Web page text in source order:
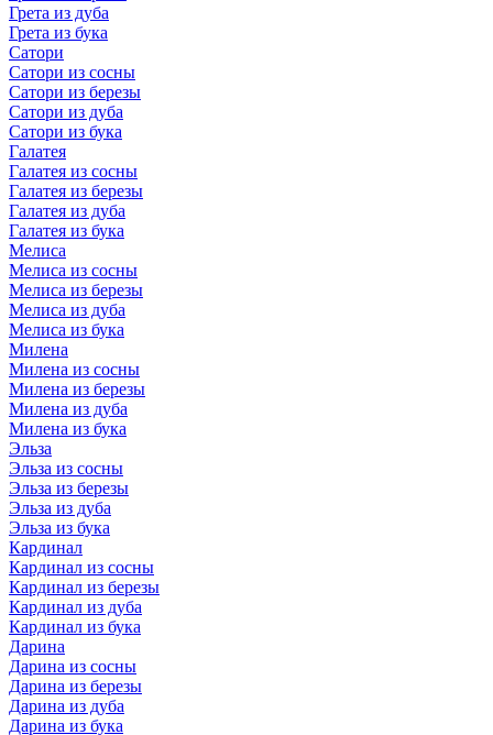
Грета из дуба
Грета из бука
Сатори
Сатори из сосны
Сатори из березы
Сатори из дуба
Сатори из бука
Галатея
Галатея из сосны
Галатея из березы
Галатея из дуба
Галатея из бука
Мелиса
Мелиса из сосны
Мелиса из березы
Мелиса из дуба
Мелиса из бука
Милена
Милена из сосны
Милена из березы
Милена из дуба
Милена из бука
Эльза
Эльза из сосны
Эльза из березы
Эльза из дуба
Эльза из бука
Кардинал
Кардинал из сосны
Кардинал из березы
Кардинал из дуба
Кардинал из бука
Дарина
Дарина из сосны
Дарина из березы
Дарина из дуба
Дарина из бука